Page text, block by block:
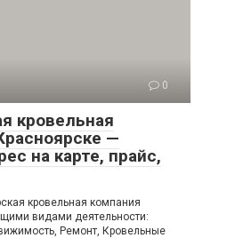
0
кровельная
—
на карте, прайс,
кровельная компания
видами деятельности:
Ремонт, Кровельные